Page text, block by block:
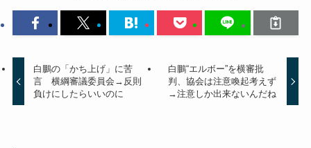
白鵬の「かち上げ」に苦
言 横綱審議委員会→反則
負けにしたらいいのに
白鵬“エルボー”を横審批
判、協会は注意喚起考えず
→注意しか出来ないんだね